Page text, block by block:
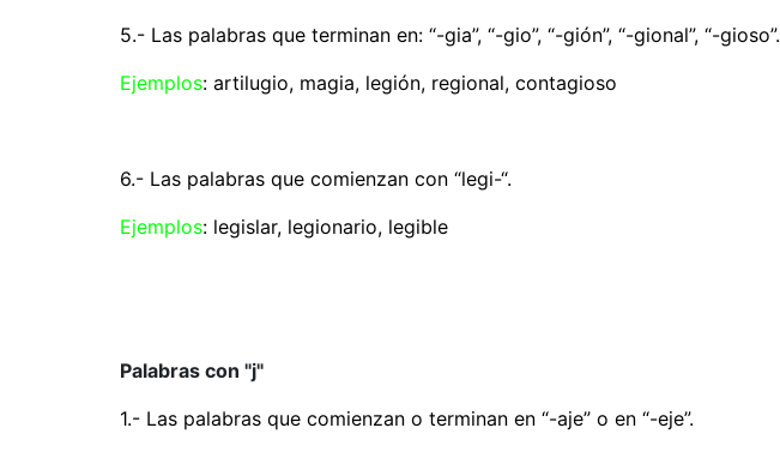
5.- Las palabras que terminan en: “-gia”, “-gio”, “-gión”, “-gional”, “-gioso”.
Ejemplos: artilugio, magia, legión, regional, contagioso
6.- Las palabras que comienzan con “legi-“.
Ejemplos: legislar, legionario, legible
Palabras con "j"
1.- Las palabras que comienzan o terminan en “-aje” o en “-eje”.